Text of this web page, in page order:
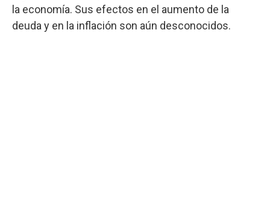
la economía. Sus efectos en el aumento de la
deuda y en la inflación son aún desconocidos.